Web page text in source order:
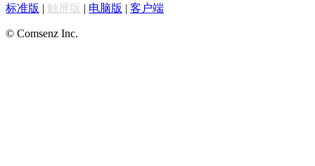
标准版 | 触屏版 | 电脑版 | 客户端
© Comsenz Inc.